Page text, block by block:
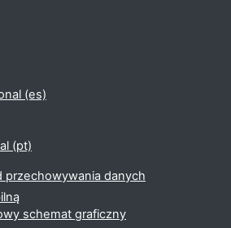
‎(es)‎
‎(pt)‎
przechowywania danych
schemat graficzny